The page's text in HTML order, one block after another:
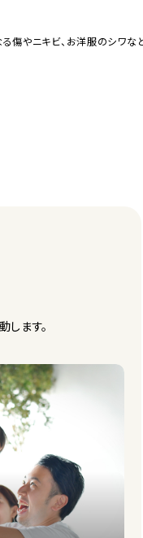
傷やニキビ、お洋服のシワな
ます。